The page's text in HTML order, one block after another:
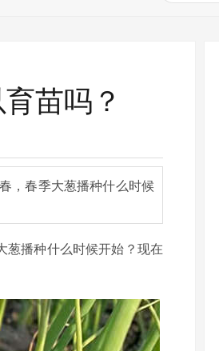
苗吗？
，春季大葱播种什么时候
葱播种什么时候开始？现在